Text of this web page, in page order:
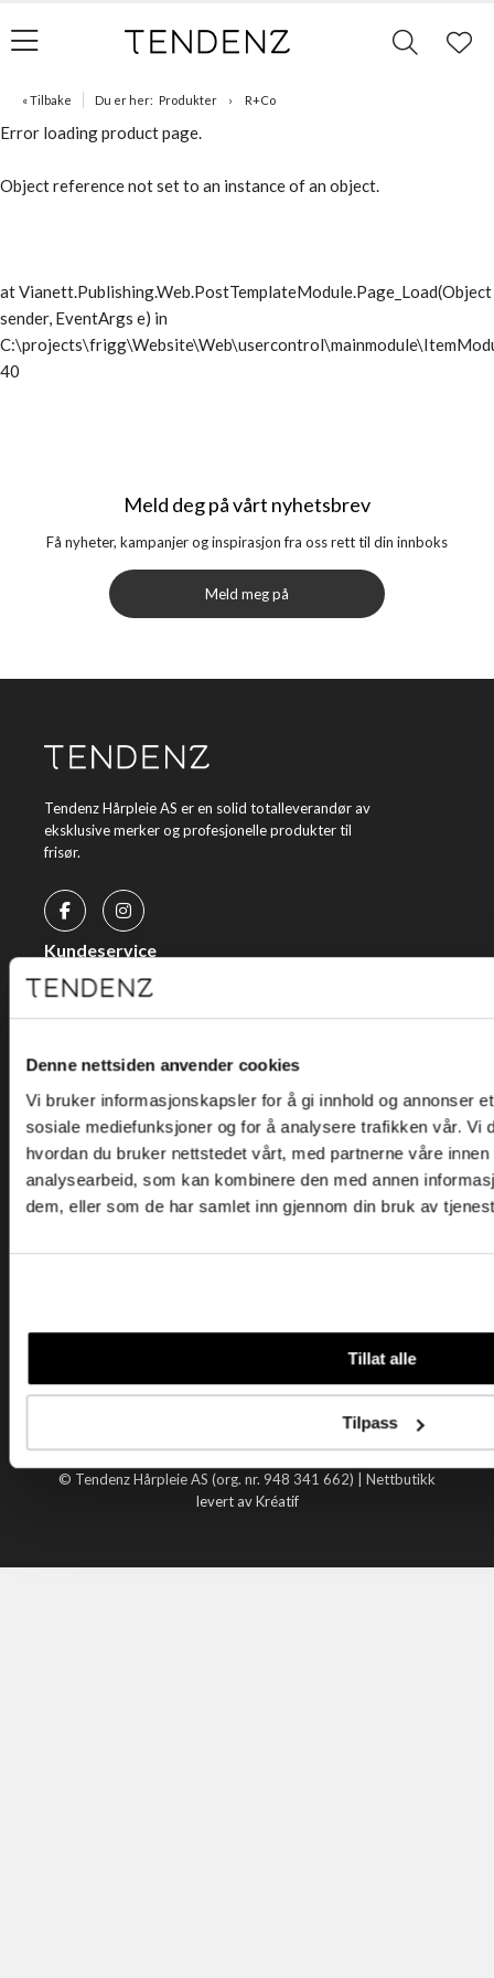
Denne nettsiden anvender cookies
Vi bruker informasjonskapsler for å gi innhold og annonser
sosiale mediefunksjoner og for å analysere trafikken vår. Vi
hvordan du bruker nettstedet vårt, med partnerne våre
analysearbeid, som kan kombinere den med annen
dem, eller som de har samlet inn gjennom din bruk av
Tillat alle
Tilpass
« Tilbake Du er her: Produkter R+Co
Error loading product page.
Object reference not set to an instance of an object.
at Vianett.Publishing.Web.PostTemplateModule.Page_Load(Object
sender, EventArgs e) in
40
Meld deg på vårt nyhetsbrev
Få nyheter, kampanjer og inspirasjon fra oss rett til din innboks
Meld meg på
Tendenz Hårpleie AS er en solid totalleverandør av
eksklusive merker og profesjonelle produkter til
frisør.
Kundeservice
Kjøpsvilkår
Personvern
Holtegata 26, 0355 Oslo
Telefon: +47 22 92 50 00
E-post: kundeservice@tendenz.net
Nyttige lenker
Datablad
Om oss
Handle hos oss
© Tendenz Hårpleie AS (org. nr. 948 341 662) | Nettbutikk
levert av Kréatif